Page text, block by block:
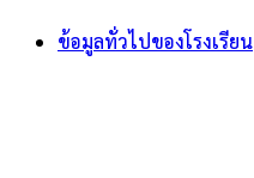
ข้อมูลทั่วไปของโรงเรียน